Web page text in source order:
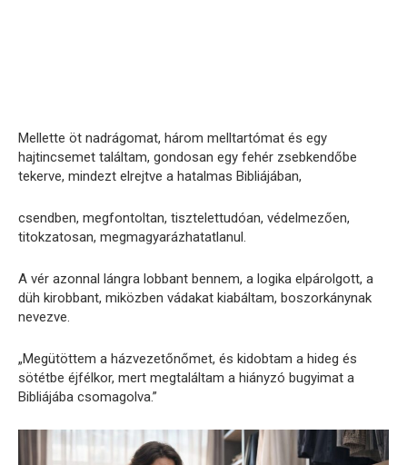
Mellette öt nadrágomat, három melltartómat és egy
hajtincsemet találtam, gondosan egy fehér zsebkendőbe
tekerve, mindezt elrejtve a hatalmas Bibliájában,
csendben, megfontoltan, tisztelettudóan, védelmezően,
titokzatosan, megmagyarázhatatlanul.
A vér azonnal lángra lobbant bennem, a logika elpárolgott, a
düh kirobbant, miközben vádakat kiabáltam, boszorkánynak
nevezve.
„Megütöttem a házvezetőnőmet, és kidobtam a hideg és
sötétbe éjfélkor, mert megtaláltam a hiányzó bugyimat a
Bibliájába csomagolva.”